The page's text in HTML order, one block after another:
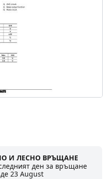
И ЛЕСНО ВРЪЩАНЕ
ден за връщане
23 August